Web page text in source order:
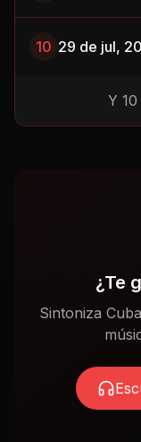
10 29 de jul,
Y 10
¿Te
Sintoniza